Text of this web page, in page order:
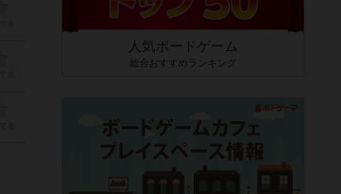
人気ボードゲーム
総合おすすめランキング